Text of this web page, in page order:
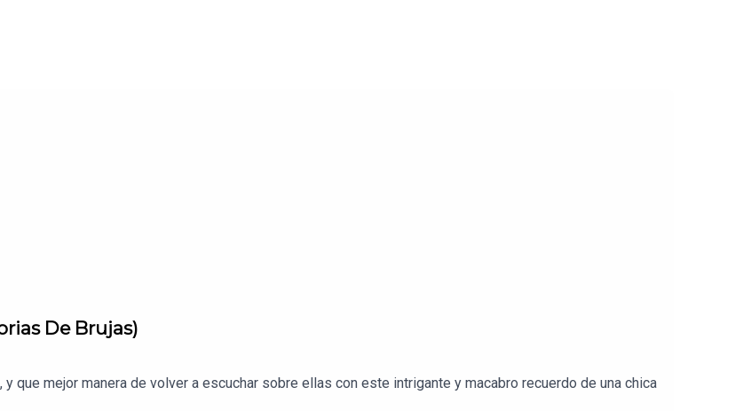
De Brujas)
que mejor manera de volver a escuchar sobre ellas con este intrigante y macabro recuerdo de una chica